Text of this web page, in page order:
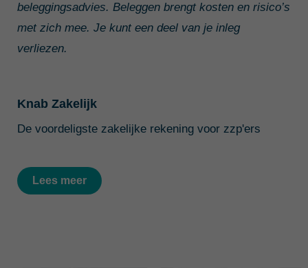
beleggingsadvies. Beleggen brengt kosten en risico’s
met zich mee. Je kunt een deel van je inleg
verliezen.
Knab Zakelijk
De voordeligste zakelijke rekening voor zzp'ers
Lees meer